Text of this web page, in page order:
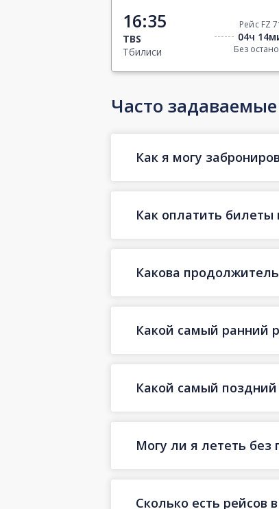
16:35
TBS
Тбилиси
Рейс FZ
04ч
Без
Часто
Как я могу
Как оплатить
Какова
Какой самый ранний
Какой самый
Могу ли я лететь
Сколько есть